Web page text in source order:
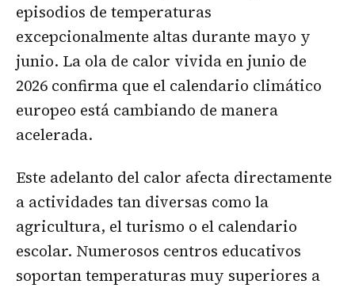
episodios de temperaturas
excepcionalmente altas durante mayo y
junio. La ola de calor vivida en junio de
2026 confirma que el calendario climático
europeo está cambiando de manera
acelerada.
Este adelanto del calor afecta directamente
a actividades tan diversas como la
agricultura, el turismo o el calendario
escolar. Numerosos centros educativos
soportan temperaturas muy superiores a